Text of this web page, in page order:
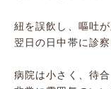
紐を誤飲し、嘔吐
翌日の日中帯に診
病院は小さく、待